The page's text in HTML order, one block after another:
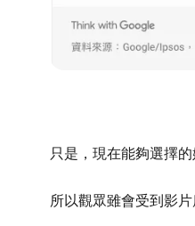
只是，現在能夠選擇
所以觀眾雖會受到影